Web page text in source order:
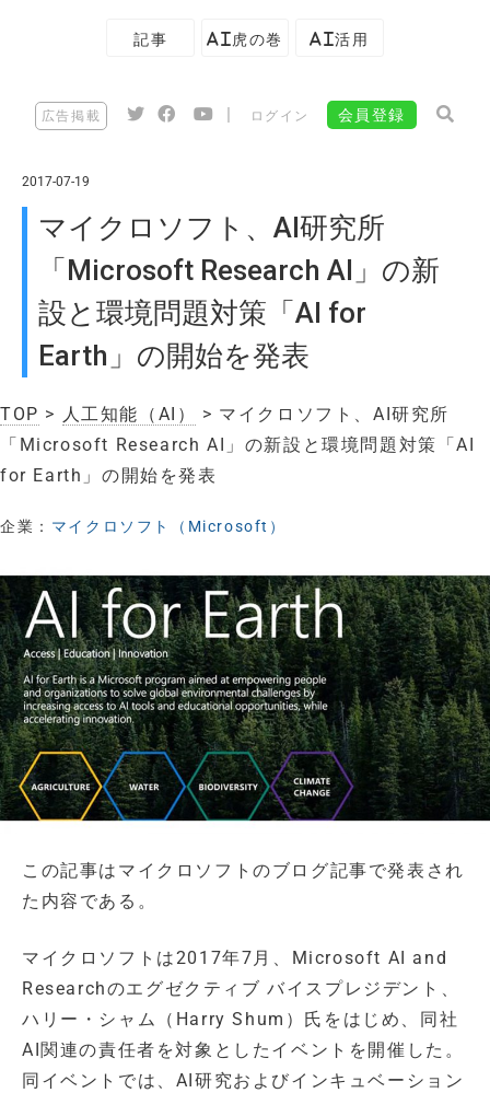
記事 AI虎の巻 AI活用
広告掲載 ログイン 会員登録
2017-07-19
マイクロソフト、AI研究所
「Microsoft Research AI」の新
設と環境問題対策「AI for
Earth」の開始を発表
TOP > 人工知能（AI）
> マイクロソフト、AI研究所
「Microsoft Research AI」の新設と環境問題対策「AI
for Earth」の開始を発表
企業： マイクロソフト（Microsoft）
この記事はマイクロソフトのブログ記事で発表され
た内容である。
マイクロソフトは2017年7月、Microsoft AI and
Researchのエグゼクティブ バイスプレジデント、
ハリー・シャム（Harry Shum）氏をはじめ、同社
AI関連の責任者を対象としたイベントを開催した。
同イベントでは、AI研究およびインキュベーション